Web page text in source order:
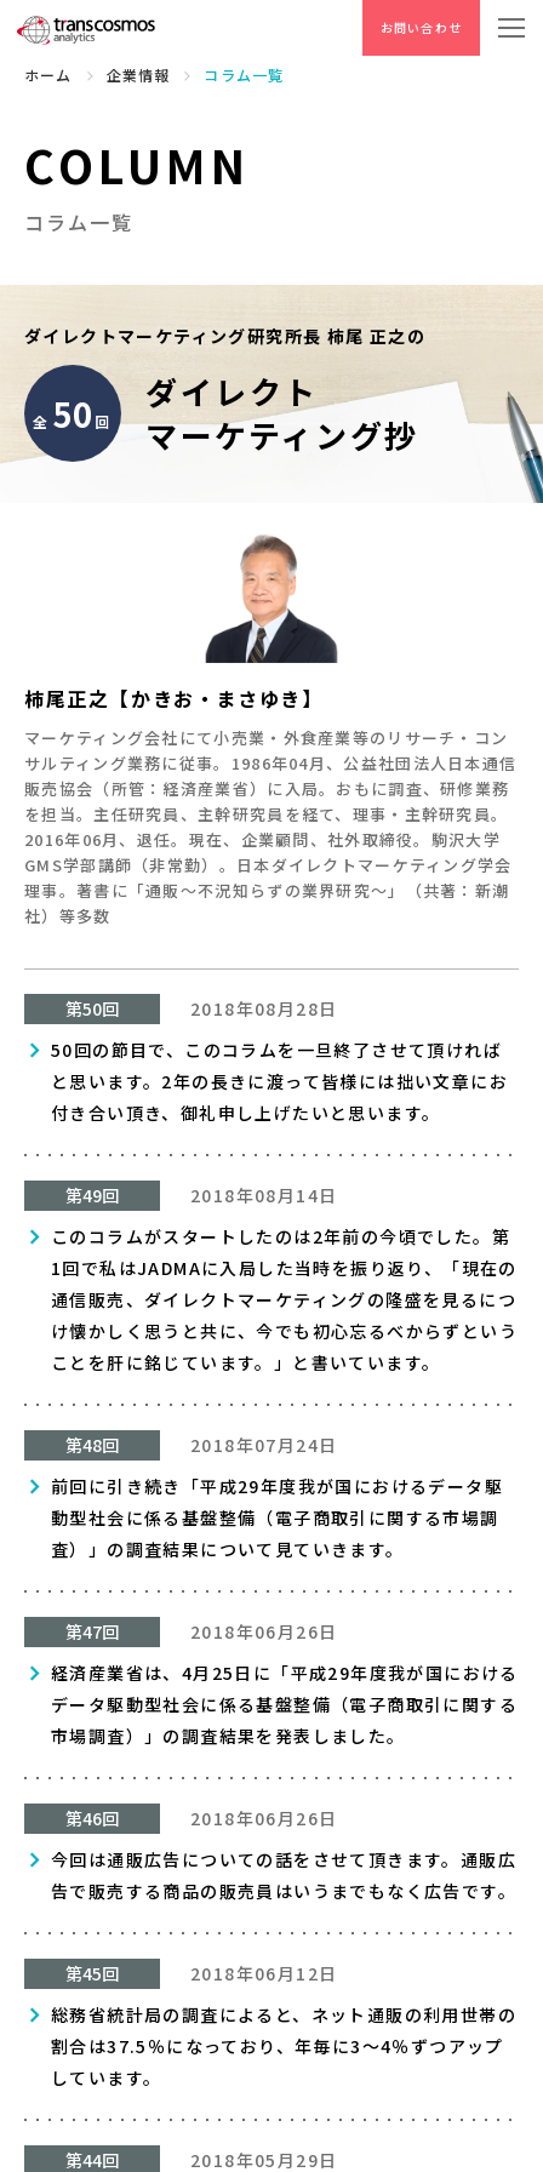
お問い合わせ
ホーム 企業情報 コラム一覧
COLUMN
ダイレクトマーケティング研究所長 柿尾 正之の
ダイレクト
マーケティング抄
全 50 回
柿尾正之【かきお・まさゆき】
マーケティング会社にて小売業・外食産業等のリサーチ・コン
サルティング業務に従事。1986年04月、公益社団法人日本通信
販売協会（所管：経済産業省）に入局。おもに調査、研修業務
を担当。主任研究員、主幹研究員を経て、理事・主幹研究員。
2016年06月、退任。現在、企業顧問、社外取締役。駒沢大学
GМS学部講師（非常勤）。日本ダイレクトマーケティング学会
理事。著書に「通販～不況知らずの業界研究～」（共著：新潮
社）等多数
第50回
2018年08月28日
50回の節目で、このコラムを一旦終了させて頂ければ
と思います。2年の長きに渡って皆様には拙い文章にお
付き合い頂き、御礼申し上げたいと思います。
第49回
2018年08月14日
このコラムがスタートしたのは2年前の今頃でした。第
1回で私はJADMAに入局した当時を振り返り、「現在の
通信販売、ダイレクトマーケティングの隆盛を見るにつ
け懐かしく思うと共に、今でも初心忘るべからずという
ことを肝に銘じています。」と書いています。
第48回
2018年07月24日
前回に引き続き「平成29年度我が国におけるデータ駆
動型社会に係る基盤整備（電子商取引に関する市場調
査）」の調査結果について見ていきます。
第47回
2018年06月26日
経済産業省は、4月25日に「平成29年度我が国における
データ駆動型社会に係る基盤整備（電子商取引に関する
市場調査）」の調査結果を発表しました。
第46回
2018年06月26日
今回は通販広告についての話をさせて頂きます。通販広
告で販売する商品の販売員はいうまでもなく広告です。
第45回
2018年06月12日
総務省統計局の調査によると、ネット通販の利用世帯の
割合は37.5％になっており、年毎に3～4％ずつアップ
しています。
第44回 2018年05月29日